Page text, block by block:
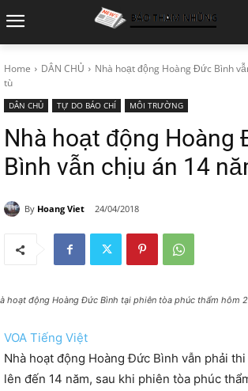
Home DÂN CHỦ
Nhà hoạt động Hoàng Đức Bình
tù
DÂN CHỦ TỰ DO BÁO CHÍ MÔI TRƯỜNG
Nhà hoạt động Hoàng
Bình vẫn chịu án 14
By Hoang Viet 24/04/2018
hoạt động Hoàng Đức Bình tại phiên tòa phúc thẩm hôm
VOA Tiếng Việt
Nhà hoạt động Hoàng Đức Bình vẫn phải
lên đến 14 năm, sau khi phiên tòa phúc